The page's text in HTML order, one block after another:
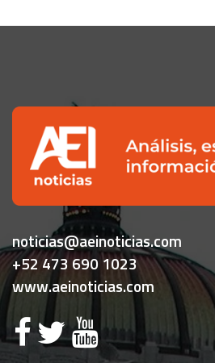
noticias@aeinoticias.com
+52 473 690 1023
www.aeinoticias.com